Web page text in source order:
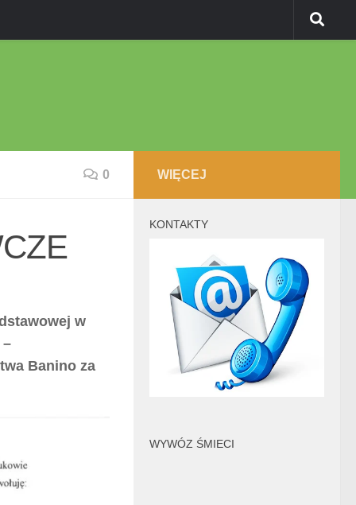
0
w
–
Banino za
WIĘCEJ
KONTAKTY
WYWÓZ ŚMIECI